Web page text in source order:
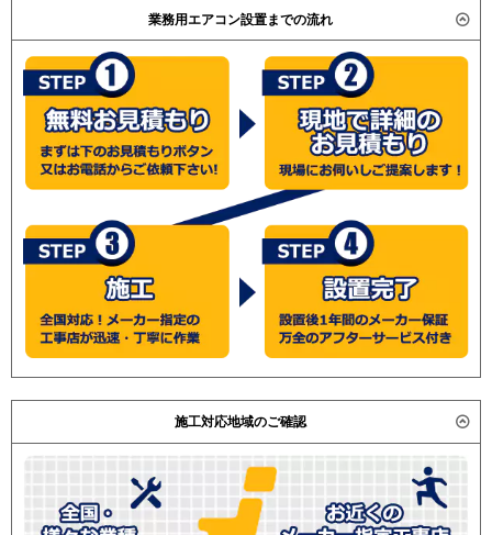
GP63RSHC8 RPI-GP63RSH8
RPI-
GP63RSHC7 RPI-GP63RSH7 RPI-
GP63RSHC6 RPI-GP63RSH6 RPI-
GP63RSHC5 RPI-GP63RSH5
GP63RSHC4
RPI-GP63RSH4 RPI-
GP63RSHC3
RPI-GP63RSH3
三菱重工 FDUV635HA5SA FDUV635H5SA
FDUV635H5S
パナソニック PA-P63FE7HB PA-P63FE7HNB
PA-P63FE7HN
PA-P63FE7H PA-
P63FE6HB
PA-P63FE6HNB PA-
P63FE6H
PA-P63FE6HN
業務用エアコン設置までの流れ
施工対応地域のご確認